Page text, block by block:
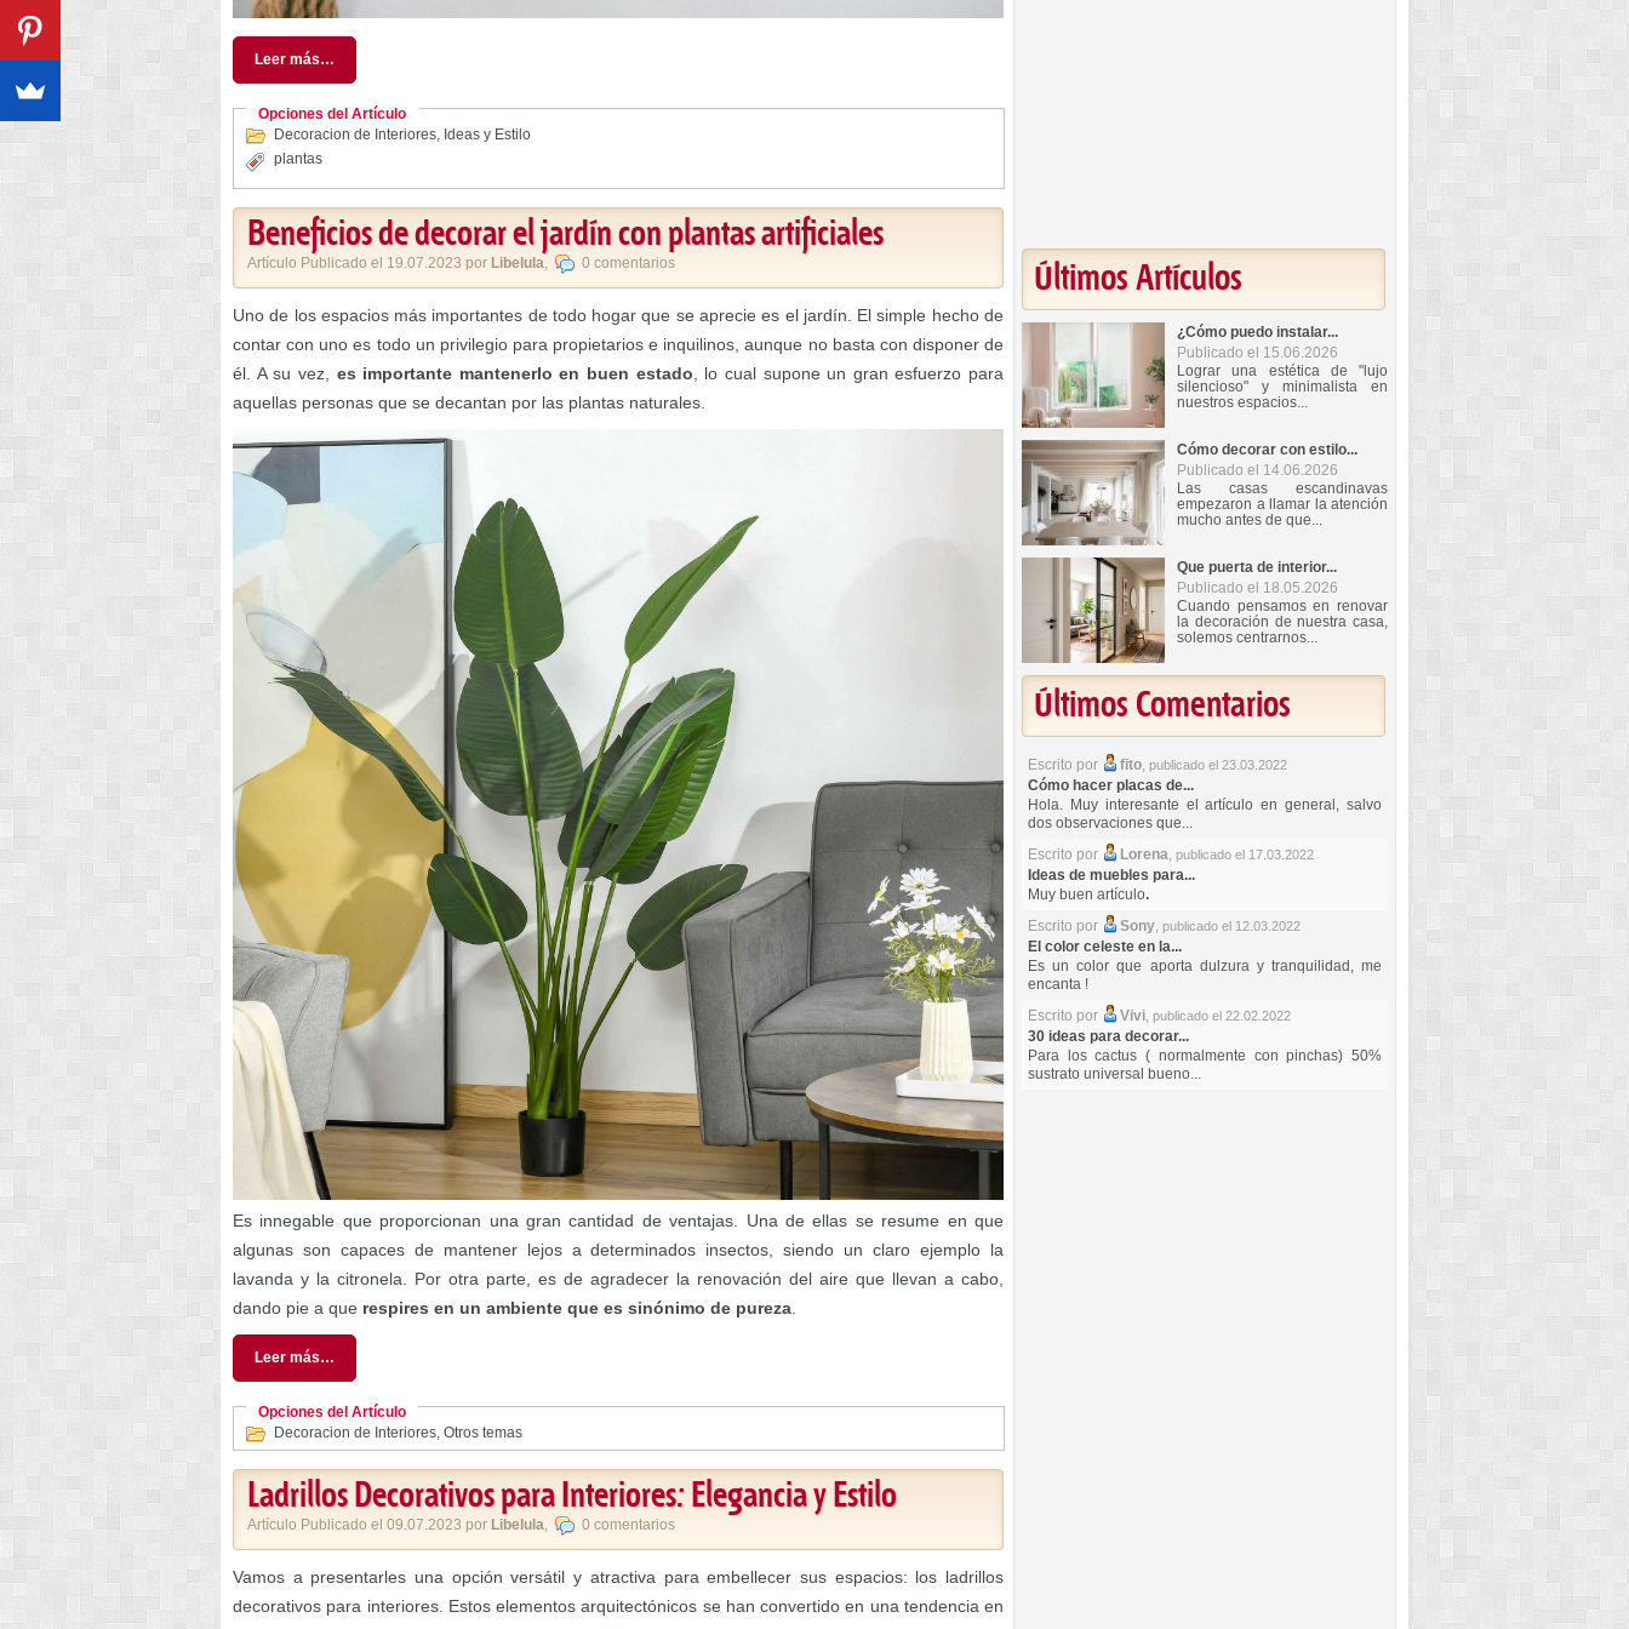
Leer más…
Opciones del Artículo
Decoracion de Interiores Ideas y Estilo
plantas
Beneficios de decorar el jardín con plantas artificiales
Artículo Publicado el 19.07.2023 por Libelula 0 comentarios
Uno de los espacios más importantes de todo hogar que se aprecie es el jardín. El simple hecho de
contar con uno es todo un privilegio para propietarios e inquilinos, aunque no basta con disponer de
él. A su vez, es importante mantenerlo en buen estado , lo cual supone un gran esfuerzo para
aquellas personas que se decantan por las plantas naturales.
Es innegable que proporcionan una gran cantidad de ventajas. Una de ellas se resume en que
algunas son capaces de mantener lejos a determinados insectos, siendo un claro ejemplo la
lavanda y la citronela. Por otra parte, es de agradecer la renovación del aire que llevan a cabo,
dando pie a que respires en un ambiente que es sinónimo de pureza
Leer más…
Opciones del Artículo
Decoracion de Interiores Otros temas
Ladrillos Decorativos para Interiores: Elegancia y Estilo
Artículo Publicado el 09.07.2023 por Libelula 0 comentarios
Vamos a presentarles una opción versátil y atractiva para embellecer sus espacios: los ladrillos
decorativos para interiores. Estos elementos arquitectónicos se han convertido en una tendencia en
Últimos Artículos
¿Cómo puedo instalar...
Publicado el 15.06.2026
Lograr una estética de "lujo
silencioso" y minimalista en
nuestros espacios...
Cómo decorar con estilo...
Publicado el 14.06.2026
Las casas escandinavas
empezaron a llamar la atención
mucho antes de que...
Que puerta de interior...
Publicado el 18.05.2026
Cuando pensamos en renovar
la decoración de nuestra casa,
solemos centrarnos...
Últimos Comentarios
Escrito por fito, publicado el 23.03.2022
Cómo hacer placas de...
Hola. Muy interesante el artículo en general, salvo
dos observaciones que...
Escrito por
Lorena, publicado el 17.03.2022
Ideas de muebles para...
Muy buen artículo.
Escrito por
Sony, publicado el 12.03.2022
El color celeste en la...
Es un color que aporta dulzura y tranquilidad, me
encanta !
Escrito por
Vivi, publicado el 22.02.2022
30 ideas para decorar...
Para los cactus ( normalmente con pinchas) 50%
sustrato universal bueno...